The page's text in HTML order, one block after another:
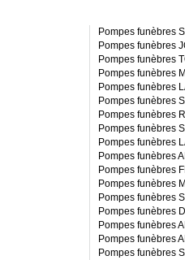
Pompes funèbres
Pompes funèbres
Pompes funèbres
Pompes funèbres
Pompes funèbres
Pompes funèbres
Pompes funèbres
Pompes funèbres
Pompes funèbres
Pompes funèbres
Pompes funèbres
Pompes funèbres
Pompes funèbres
Pompes funèbres
Pompes funèbres
Pompes funèbres
Pompes funèbres